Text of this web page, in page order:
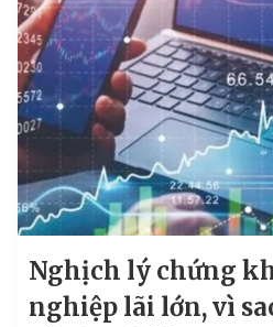
Nghịch lý chứng
nghiệp lãi lớn, vì